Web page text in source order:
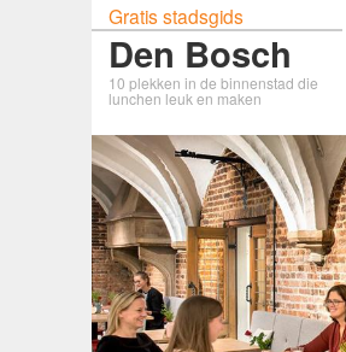
Gratis stadsgids
Den Bosch
10 plekken in de binnenstad die
lunchen leuk en maken